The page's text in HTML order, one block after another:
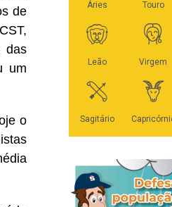
de
das
um
o